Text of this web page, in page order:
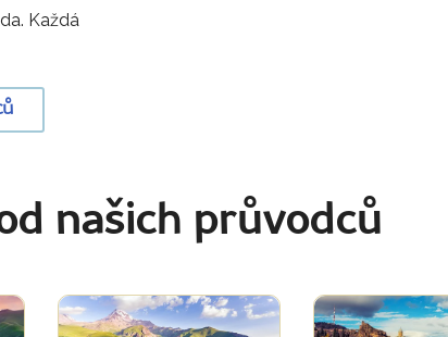
Každá
našich průvodců